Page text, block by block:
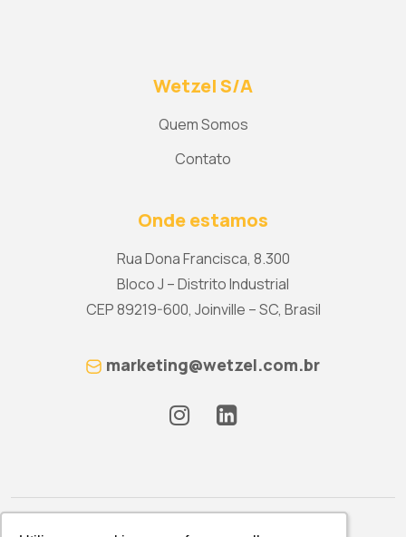
Wetzel S/A
Quem Somos
Contato
Onde estamos
Rua Dona Francisca, 8.300
Bloco J – Distrito Industrial
CEP 89219-600, Joinville – SC, Brasil
marketing@wetzel.com.br